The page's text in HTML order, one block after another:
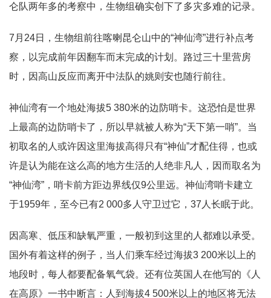
仑队两年多的考察中，生物组确实创下了多灾多难的记录。
7月24日，生物组前往喀喇昆仑山中的“神仙湾”进行补点考
察，以完成前年因翻车而末完成的计划。路过三十里营房
时，因高山反应而离开中法队的姚则安也随行前往。
神仙湾有一个地处海拔5 380米的边防哨卡。这恐怕是世界
上最高的边防哨卡了，所以早就被人称为“天下第一哨”。当
初取名的人或许因这里海拔高得只有“神仙”才配住得，也或
许是认为能在这么高的地方生活的人绝非凡人，因而取名为
“神仙湾”，哨卡前方距边界线仅9公里远。神仙湾哨卡建立
于1959年，至今已有2 000多人守卫过它，37人长眠于此。
因高寒、低压和缺氧严重，一般初到这里的人都难以承受。
国外有着这样的例子，当人们乘车经过海拔3 200米以上的
地段时，每人都要配备氧气袋。还有位英国人在他写的《人
在高原》一书中断言：人到海拔4 500米以上的地区将无法